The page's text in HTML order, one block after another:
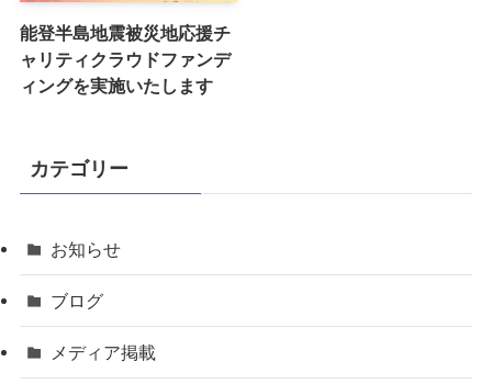
能登半島地震被災地応援チ
ャリティクラウドファンデ
ィングを実施いたします
カテゴリー
お知らせ
ブログ
メディア掲載